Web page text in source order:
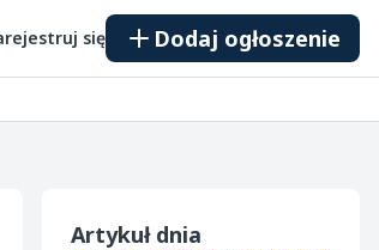
się Dodaj ogłoszenie
Artykuł dnia